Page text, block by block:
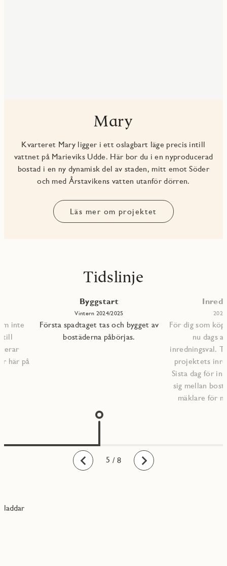
Mary
Kvarteret Mary ligger i ett oslagbart läge precis intill
vattnet på Marieviks Udde. Här bor du i en nyproducerad
bostad i en ny dynamisk del av staden, mitt emot Söder
och med Årstavikens vatten utanför dörren.
Läs mer om projektet
Tidslinje
Bakåt
inte
till
här på
Byggstart
Vintern 2024/2025
Första spadtaget tas och bygget av
bostäderna påbörjas.
För dig som
nu dags
inredningsval.
projektets
Sista dag för
sig mellan
mäklare för
Framåt
1
2
3
4
5
6
7
8 / 8
laddar